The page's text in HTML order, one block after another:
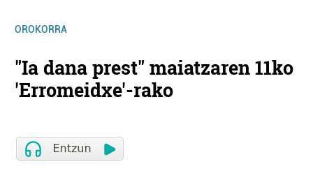
OROKORRA
"Ia dana prest" maiatzaren 11ko
'Erromeidxe'-rako